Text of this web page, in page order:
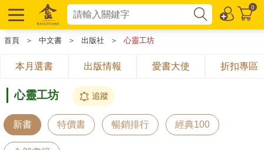
0
首頁 ＞ 中文書 ＞ 出版社 ＞ 心靈工坊
本月選書 出版情報 愛書大使 折扣專區
心靈工坊 追蹤
新書 特價書 暢銷排行 經典100